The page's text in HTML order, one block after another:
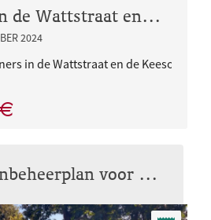
Vergroenen in de Wattstraat en Keesomstraat
2024
in de Wattstraat en de
Nieuw bomenbeheerplan voor Nijmegen